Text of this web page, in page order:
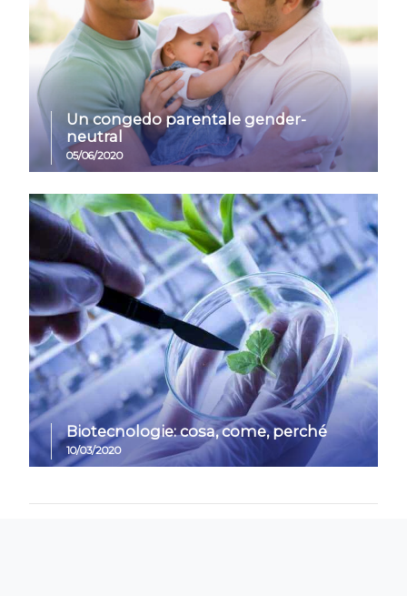
Un congedo parentale gender-
neutral
05/06/2020
Biotecnologie: cosa, come, perché
10/03/2020